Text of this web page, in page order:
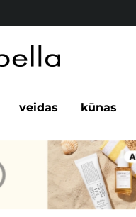
veidas kūnas